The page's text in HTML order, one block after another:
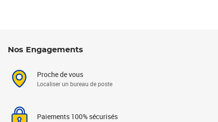
Nos Engagements
Proche de vous
Localiser un bureau de poste
Paiements 100% sécurisés